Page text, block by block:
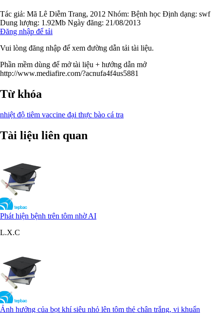
Tác giả: Mã Lê Diễm Trang, 2012 Nhóm: Bệnh học Định dạng: swf
Dung lượng: 1.92Mb Ngày đăng: 21/08/2013
Đăng nhập để tải
Vui lòng đăng nhập để xem đường dẫn tải tài liệu.
Phần mềm dùng để mở tài liệu + hướng dẫn mở
http://www.mediafire.com/?acnufa4f4us5881
Từ khóa
nhiệt độ tiêm vaccine đại thực bào cá tra
Tài liệu liên quan
Phát hiện bệnh trên tôm nhờ AI
L.X.C
Ảnh hưởng của bọt khí siêu nhỏ lên tôm thẻ chân trắng, vi khuẩn